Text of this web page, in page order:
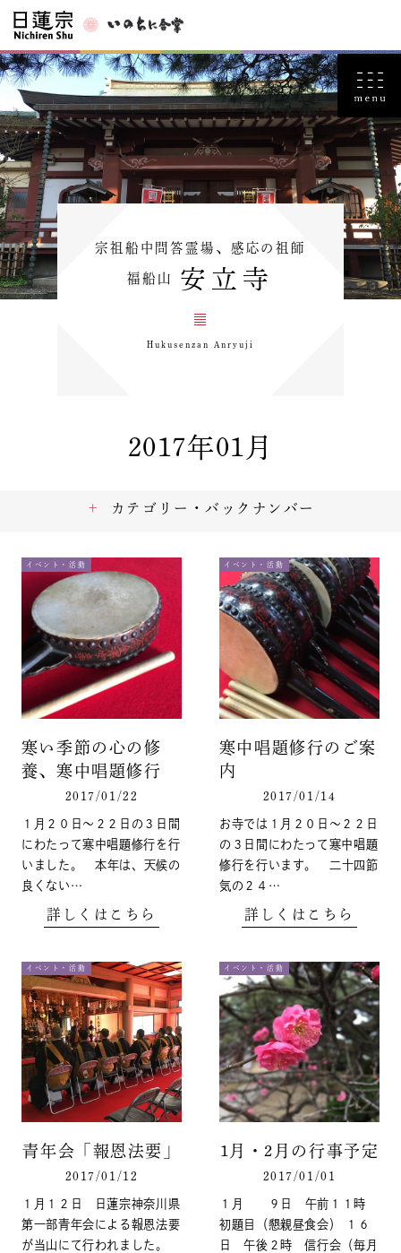
宗祖船中問答霊場、感応の祖師
福船山 安立寺
Hukusenzan Anryuji
2017年01月
イベント・活動
寒い季節の心の修
養、寒中唱題修行
2017/01/22
１月２０日〜２２日の３日間
にわたって寒中唱題修行を行
いました。 本年は、天候の
良くない…
詳しくはこちら
イベント・活動
寒中唱題修行のご案
内
2017/01/14
お寺では１月２０日〜２２日
の３日間にわたって寒中唱題
修行を行います。 二十四節
気の２４…
詳しくはこちら
イベント・活動
青年会「報恩法要」
2017/01/12
１月１２日 日蓮宗神奈川県
第一部青年会による報恩法要
が当山にて行われました。
イベント・活動
1月・2月の行事予定
2017/01/01
１月 ９日 午前１１時
初題目（懇親昼食会） １６
日 午後２時 信行会（毎月
カテゴリー・バックナンバー